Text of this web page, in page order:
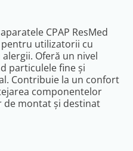
CPAP ResMed
pentru utilizatorii cu
Oferă un nivel
particulele fine și
Contribuie la un confort
componentelor
de montat și destinat